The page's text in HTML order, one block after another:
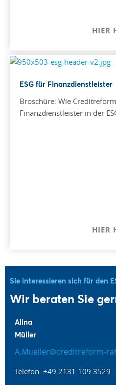
HIER
ESG für Finanzdienstleister
Broschüre: Wie
Finanzdienstleister in der
HIER
Sie interessieren sich für den
Wir beraten Sie
Alina
Müller
A.Mueller@creditreform-
Telefon: +49 2131 109 3529